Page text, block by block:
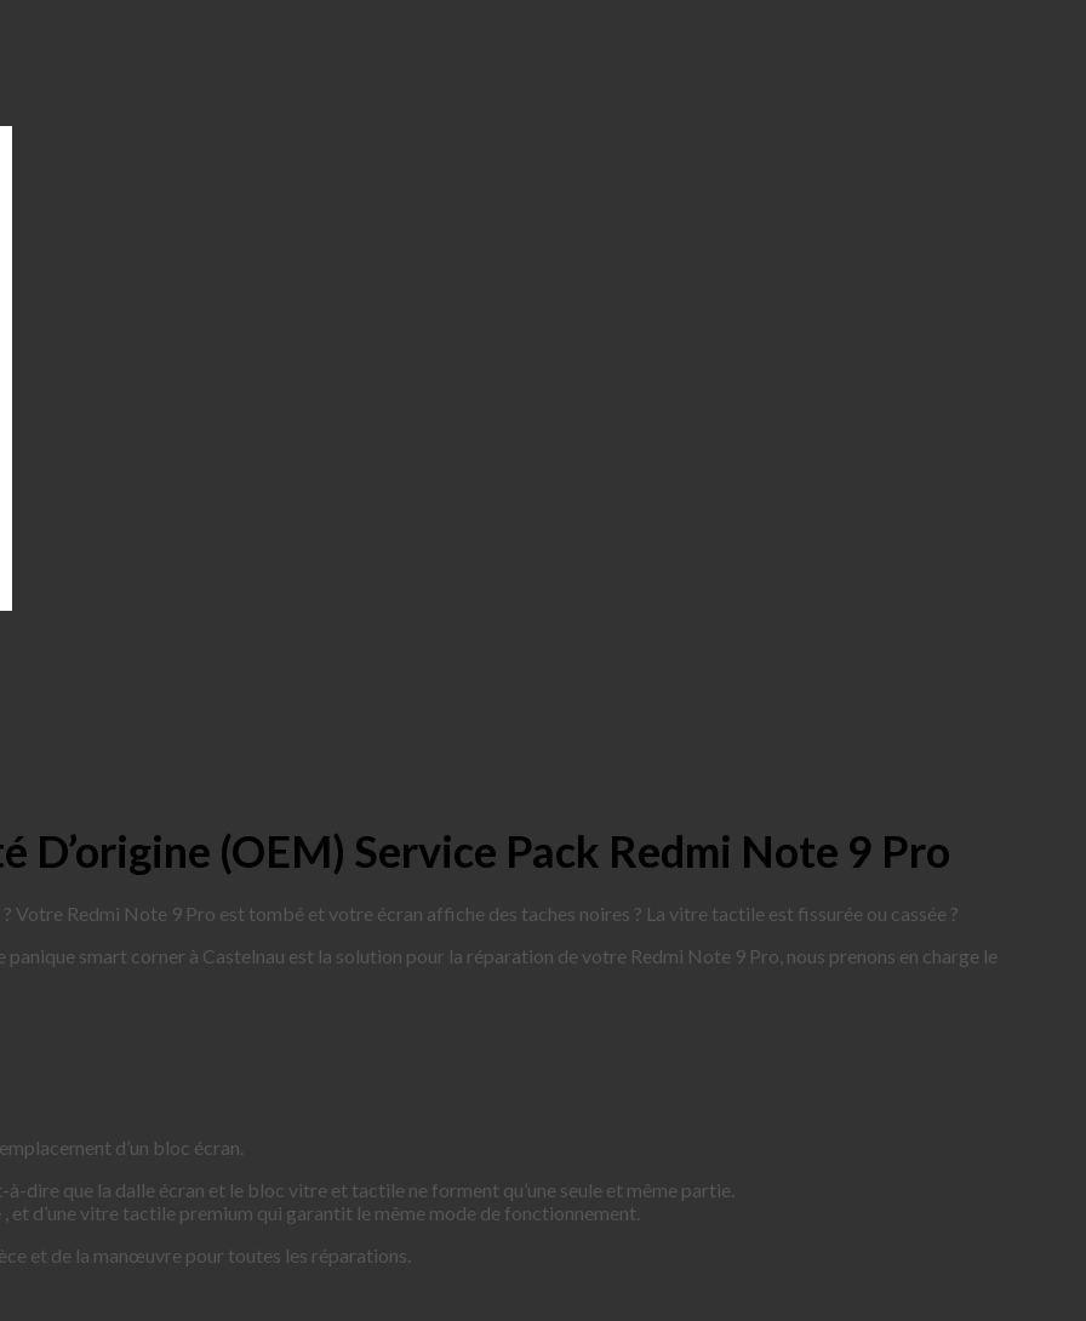
D’origine (OEM) Service Pack Redmi Note 9 Pro
Votre Redmi Note 9 Pro est tombé et votre écran affiche des taches noires ? La vitre tactile est fissurée ou cassée ?
smart corner à Castelnau est la solution pour la réparation de votre Redmi Note 9 Pro, nous prenons en charge le
d’un bloc écran.
à-dire que la dalle écran et le bloc vitre et tactile ne forment qu’une seule et même partie.
et d’une vitre tactile premium qui garantit le même mode de fonctionnement.
et de la manœuvre pour toutes les réparations.